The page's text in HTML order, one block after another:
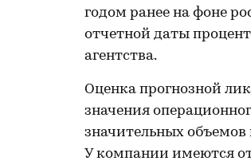
годом ранее на фоне
отчетной даты
агентства.
Оценка прогнозной
значения
значительных объемов
У компании имеются